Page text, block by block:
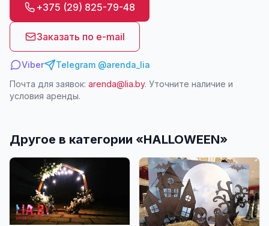
+375 (29) 825-79-48
Заказать по e-mail
Viber
Telegram @arenda_lia
Почта для заявок: arenda@lia.by. Уточните наличие и
условия аренды.
Другое в категории «HALLOWEEN»